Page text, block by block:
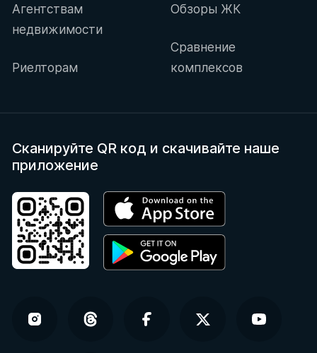
Агентствам
недвижимости
Риелторам
Обзоры ЖК
Сравнение
комплексов
Сканируйте QR код и скачивайте наше
приложение